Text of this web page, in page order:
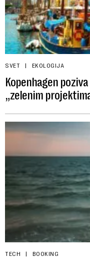
SVET EKOLOGIJA
Kopenhagen
„zelenim
TECH BOOKING